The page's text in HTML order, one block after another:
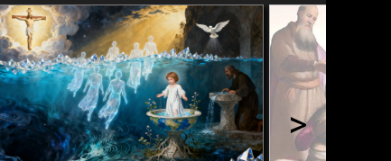
>